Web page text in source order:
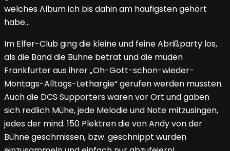
welches Album ich bis dahin am häufigsten gehört
habe…
Im Elfer-Club ging die kleine und feine Abrißparty los,
als die Band die Bühne betrat und die müden
Frankfurter aus ihrer „Oh-Gott-schon-wieder-
Montags-Alltags-Lethargie“ gerufen werden mussten.
Auch die DCS Supporters waren vor Ort und gaben
sich redlich Mühe, jede Melodie und Note mitzusingen,
jedes der mind. 150 Plektren die von Andy von der
Bühne geschmissen, bzw. geschnippt wurden